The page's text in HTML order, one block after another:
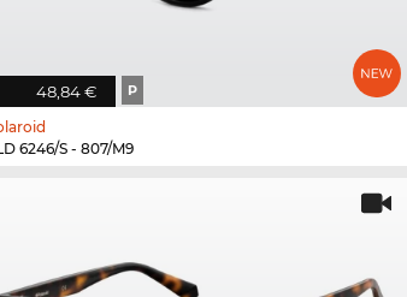
48,84 € P
6246/S - 807/M9